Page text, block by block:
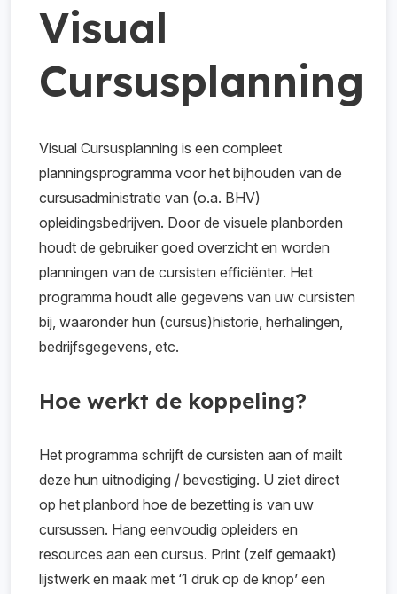
Visual
Cursusplanning
Visual Cursusplanning is een compleet
planningsprogramma voor het bijhouden van de
cursusadministratie van (o.a. BHV)
opleidingsbedrijven. Door de visuele planborden
houdt de gebruiker goed overzicht en worden
planningen van de cursisten efficiënter. Het
programma houdt alle gegevens van uw cursisten
bij, waaronder hun (cursus)historie, herhalingen,
bedrijfsgegevens, etc.
Hoe werkt de koppeling?
Het programma schrijft de cursisten aan of mailt
deze hun uitnodiging / bevestiging. U ziet direct
op het planbord hoe de bezetting is van uw
cursussen. Hang eenvoudig opleiders en
resources aan een cursus. Print (zelf gemaakt)
lijstwerk en maak met ‘1 druk op de knop’ een